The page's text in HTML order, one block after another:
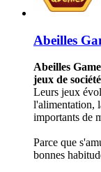
Abeilles
Abeilles Game
jeux de
Leurs jeux
l'alimentation,
importants de
Parce que
bonnes